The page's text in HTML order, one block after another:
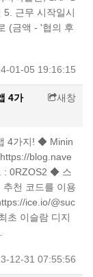
근무 시작일시
(금액 - '협의 후
01-05 19:16:15
4가
새창
4가지! ◆ Minin
blog.nave
: 0RZOS2 ◆ 스
천 코드를 이용
ice.io/@suc
초 이슬람 디지
12-31 07:55:56